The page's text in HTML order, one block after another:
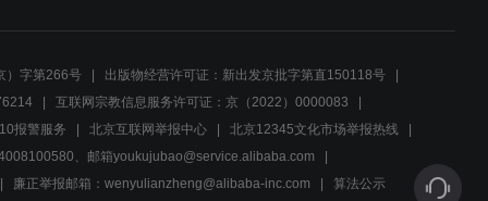
）字第266号
出版物经营许可证：新出发京批字第直150118号
互联网宗教信息服务许可证：京（2022）0000083
报警服务
北京互联网举报中心
北京12345文化市场举报热线
、邮箱youkujubao@service.alibaba.com
廉正举报邮箱：wenyulianzheng@alibaba-inc.com
算法公示